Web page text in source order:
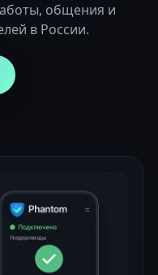
общения и
в России.